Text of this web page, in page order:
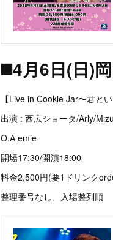
◼️4月6日(日)
【Live in Cookie Jar〜君と
出演 : 西広ショータ/Arly/
O.A emie
開場17:30/開演18:00
料金2,500円(要1ドリンク
整理番号なし、入場整列順